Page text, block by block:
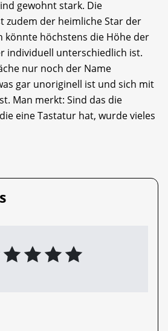
gewohnt stark. Die
zudem der heimliche Star der
könnte höchstens die Höhe der
individuell unterschiedlich ist.
nur noch der Name
gar unoriginell ist und sich mit
Man merkt: Sind das die
eine Tastatur hat, wurde vieles